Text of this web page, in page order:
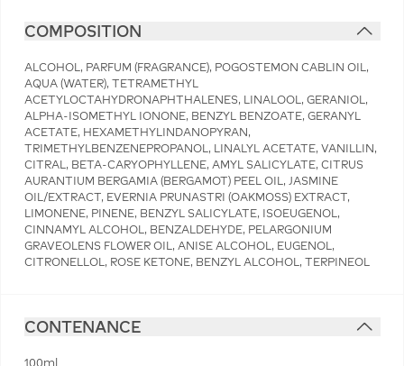
COMPOSITION
ALCOHOL, PARFUM (FRAGRANCE), POGOSTEMON CABLIN OIL,
AQUA (WATER), TETRAMETHYL
ACETYLOCTAHYDRONAPHTHALENES, LINALOOL, GERANIOL,
ALPHA-ISOMETHYL IONONE, BENZYL BENZOATE, GERANYL
ACETATE, HEXAMETHYLINDANOPYRAN,
TRIMETHYLBENZENEPROPANOL, LINALYL ACETATE, VANILLIN,
CITRAL, BETA-CARYOPHYLLENE, AMYL SALICYLATE, CITRUS
AURANTIUM BERGAMIA (BERGAMOT) PEEL OIL, JASMINE
OIL/EXTRACT, EVERNIA PRUNASTRI (OAKMOSS) EXTRACT,
LIMONENE, PINENE, BENZYL SALICYLATE, ISOEUGENOL,
CINNAMYL ALCOHOL, BENZALDEHYDE, PELARGONIUM
GRAVEOLENS FLOWER OIL, ANISE ALCOHOL, EUGENOL,
CITRONELLOL, ROSE KETONE, BENZYL ALCOHOL, TERPINEOL
CONTENANCE
100ml